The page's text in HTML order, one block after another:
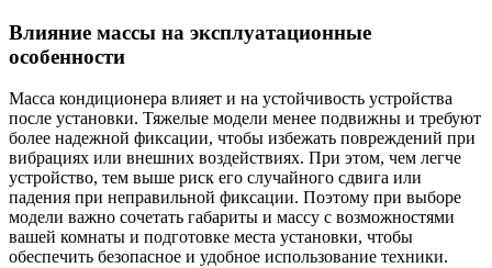
Влияние массы на эксплуатационные
особенности
Масса кондиционера влияет и на устойчивость устройства
после установки. Тяжелые модели менее подвижны и требуют
более надежной фиксации, чтобы избежать повреждений при
вибрациях или внешних воздействиях. При этом, чем легче
устройство, тем выше риск его случайного сдвига или
падения при неправильной фиксации. Поэтому при выборе
модели важно сочетать габариты и массу с возможностями
вашей комнаты и подготовке места установки, чтобы
обеспечить безопасное и удобное использование техники.